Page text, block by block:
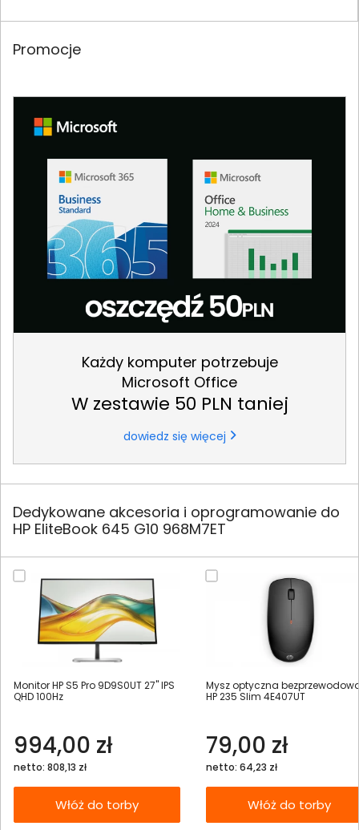
Promocje
Każdy komputer potrzebuje
Microsoft Office
W zestawie 50 PLN taniej
dowiedz się więcej
Dedykowane akcesoria i oprogramowanie do
HP EliteBook 645 G10 968M7ET
Monitor HP S5 Pro 9D9S0UT 27" IPS
QHD 100Hz
994,00 zł
netto: 808,13 zł
Włóż do torby
Mysz optyczna
HP 235 Slim 4E407UT
79,00 zł
netto: 64,23 zł
Włóż do torby